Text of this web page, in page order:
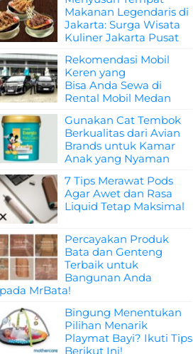
Makanan Legendaris di
Jakarta: Surga Wisata
Kuliner Jakarta Pusat
Rekomendasi Mobil
Keren yang
Bisa Anda Sewa di
Rental Mobil Medan
Gunakan Cat Tembok
Berkualitas dari Avian
Brands untuk Kamar
Anak yang Nyaman
7 Tips Merawat Pods
Agar Awet dan Rasa
Liquid Tetap Maksimal
Percayakan Produk
Bata dan Genteng
Terbaik untuk
Bangunan Anda
MrBata!
Bingung Menentukan
Pilihan Menarik
Playmat Bayi? Ikuti Tips
Berikut Ini!